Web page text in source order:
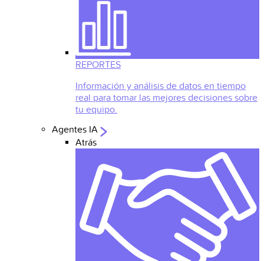
REPORTES
Información y análisis de datos en tiempo
real para tomar las mejores decisiones sobre
tu equipo.
Agentes IA
Atrás